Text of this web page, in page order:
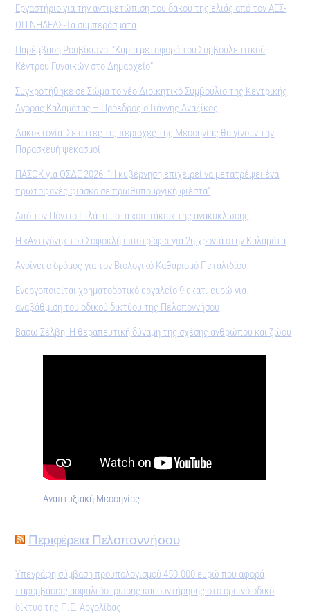
Εργαστήριο για την αντιμετώπιση του δάκου της ελιάς από τον ΑΕΣ-
ΟΠ ΝΗΛΕΑΣ-Τα συμπεράσματα
Παρέμβαση Ρουβίκωνα: “Καμία μεταφορά του Συμβουλευτικού
Κέντρου Γυναικών στο Δημαρχείο”
Συγκροτήθηκε σε Σώμα το νέο Διοικητικό Συμβούλιο της Κεντρικής
Αγοράς Καλαμάτας – Πρόεδρος ο Γιάννης Αναζίκος
Δακοκτονία: Σε αυτές τις περιοχές της Μεσσηνίας θα γίνουν την
Παρασκευή ψεκασμοί
ΠΑΣΟΚ για ΟΣΔΕ 2026: “Η κυβέρνηση επιχειρεί να μετατρέψει ένα
πρωτοφανές φιάσκο σε πρωθυπουργική φιέστα”
Από τον Πόντιο Πιλάτο… στα «σπιτάκια» της ανακύκλωσης
Η «Αντιγόνη» του Σοφοκλή επιστρέφει για 2η χρονιά στην Καλαμάτα
Ανοίγει ο δρόμος για τον Βιολογικό Καθαρισμό Πεταλιδίου
Ενεργοποιείται χρηματοδοτικό εργαλείο 9 εκατ. ευρώ για
αναβάθμιση του οδικού δικτύου της Πελοποννήσου
Βάσω Σέλβη: Η θεραπευτική δύναμη της σχέσης ανθρώπου και ζώου
Αναπτυξιακή Μεσσηνίας
Περιφέρεια Πελοποννήσου
Υπεγράφη σύμβαση προϋπολογισμού 450.000 ευρώ που αφορά
παρεμβάσεις ασφαλτόστρωσης και συντήρησης στο ορεινό οδικό
δίκτυο της Π.Ε. Αργολίδας